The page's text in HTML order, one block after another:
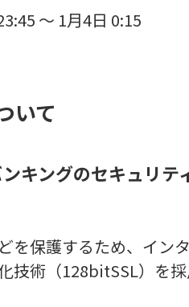
～ 1月4日 0:15
いて
キングのセキュリテ
を保護するため、イン
技術（128bitSSL）を